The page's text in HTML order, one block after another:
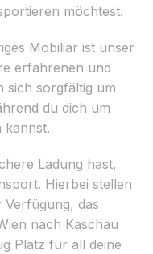
möchtest.
Mobiliar ist unser
erfahrenen und
sich sorgfältig um
du dich um
kannst.
Ladung hast,
Hierbei stellen
das
nach Kaschau
Platz für all deine